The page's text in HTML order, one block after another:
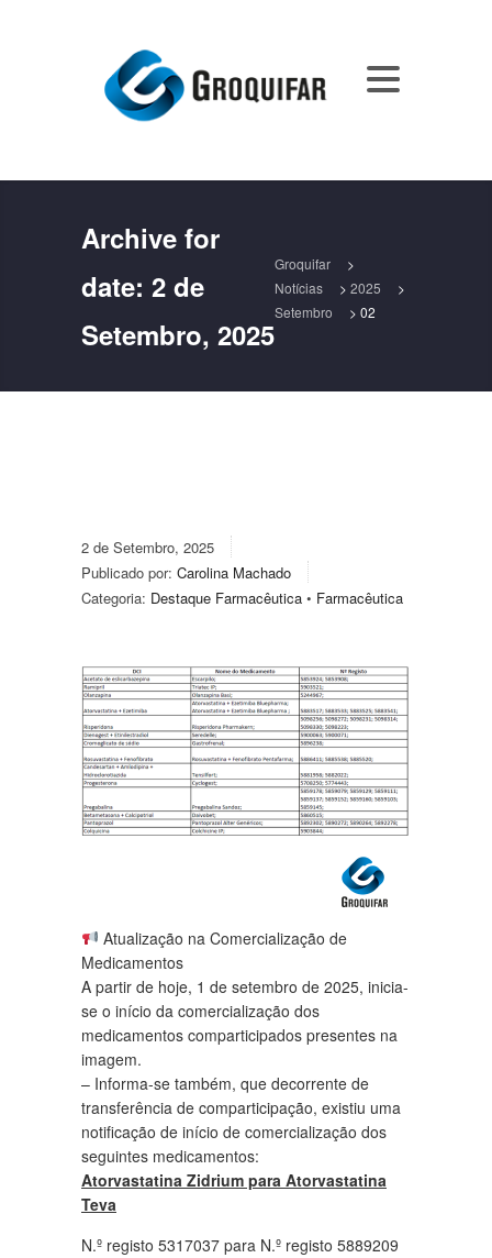
Archive for
date: 2 de
Setembro, 2025
Groquifar
>
Notícias
>2025
>
Setembro
>02
2 de Setembro, 2025
Publicado por: Carolina Machado
Categoria: Destaque Farmacêutica • Farmacêutica
Atualização na Comercialização de
Medicamentos
A partir de hoje, 1 de setembro de 2025, inicia-
se o início da comercialização dos
medicamentos comparticipados presentes na
imagem.
– Informa-se também, que decorrente de
transferência de comparticipação, existiu uma
notificação de início de comercialização dos
seguintes medicamentos:
Atorvastatina Zidrium para Atorvastatina
Teva
N.º registo 5317037 para N.º registo 5889209